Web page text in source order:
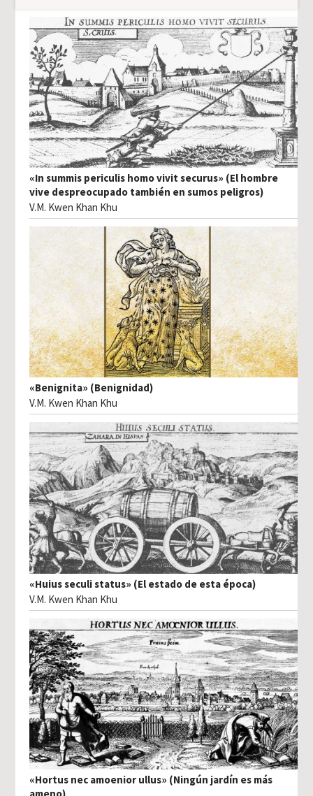
«In summis periculis homo vivit securus» (El hombre
vive despreocupado también en sumos peligros)
V.M. Kwen Khan Khu
«Benignita» (Benignidad)
V.M. Kwen Khan Khu
«Huius seculi status» (El estado de esta época)
V.M. Kwen Khan Khu
«Hortus nec amoenior ullus» (Ningún jardín es más